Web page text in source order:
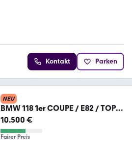
Kontakt Parken
NEU
BMW 118 1er COUPE / E82 / TOP
ZUSTAND
10.500 €
Fairer Preis